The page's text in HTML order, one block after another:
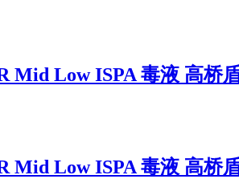
Mid Low ISPA 毒液 高桥
Mid Low ISPA 毒液 高桥